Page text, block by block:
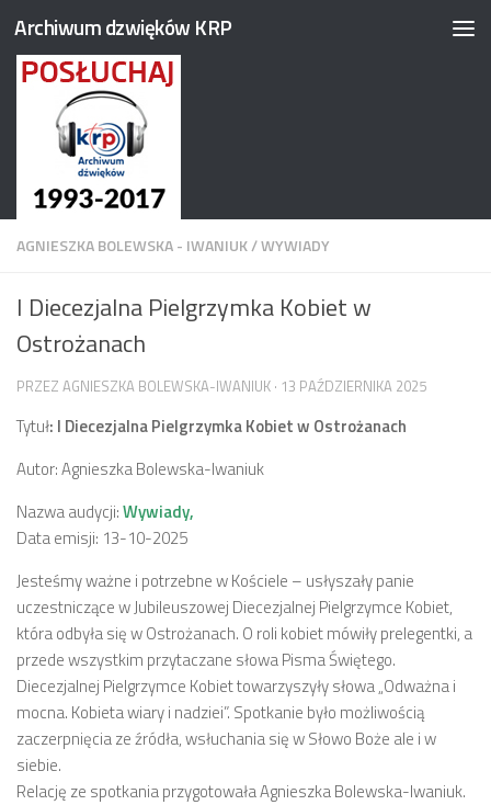
Przejdź do treści
Archiwum dzwięków KRP
AGNIESZKA BOLEWSKA - IWANIUK/WYWIADY
I Diecezjalna Pielgrzymka Kobiet w
Ostrożanach
PRZEZ AGNIESZKA BOLEWSKA-IWANIUK · 13 PAŹDZIERNIKA 2025
Tytuł: I Diecezjalna Pielgrzymka Kobiet w Ostrożanach
Autor: Agnieszka Bolewska-Iwaniuk
Nazwa audycji:Wywiady,
Data emisji: 13-10-2025
Jesteśmy ważne i potrzebne w Kościele – usłyszały panie
uczestniczące w Jubileuszowej Diecezjalnej Pielgrzymce Kobiet,
która odbyła się w Ostrożanach. O roli kobiet mówiły prelegentki, a
przede wszystkim przytaczane słowa Pisma Świętego.
Diecezjalnej Pielgrzymce Kobiet towarzyszyły słowa „Odważna i
mocna. Kobieta wiary i nadziei”. Spotkanie było możliwością
zaczerpnięcia ze źródła, wsłuchania się w Słowo Boże ale i w
siebie.
Relację ze spotkania przygotowała Agnieszka Bolewska-Iwaniuk.